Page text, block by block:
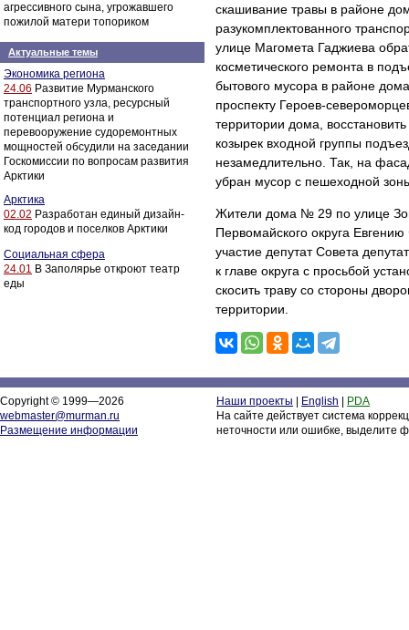
агрессивного сына, угрожавшего
пожилой матери топориком
Актуальные темы
Экономика региона
24.06 Развитие Мурманского
транспортного узла, ресурсный
потенциал региона и
перевооружение судоремонтных
мощностей обсудили на заседании
Госкомиссии по вопросам развития
Арктики
Арктика
02.02 Разработан единый дизайн-
код городов и поселков Арктики
Социальная сфера
24.01 В Заполярье откроют театр
еды
скашивание травы в районе
разукомплектованного
улице Магомета Гаджиева
косметического ремонта в
бытового мусора в районе
проспекту Героев-
территории дома,
козырек входной группы
незамедлительно. Так, на
убран мусор с пешеходной
Жители дома № 29 по улице
Первомайского округа
участие депутат Совета
к главе округа с просьбой
скосить траву со стороны
территории.
Copyright © 1999—2026
webmaster@murman.ru
Размещение информации
Наши проекты English
PDA
На сайте действует система
неточности или ошибке, выделите